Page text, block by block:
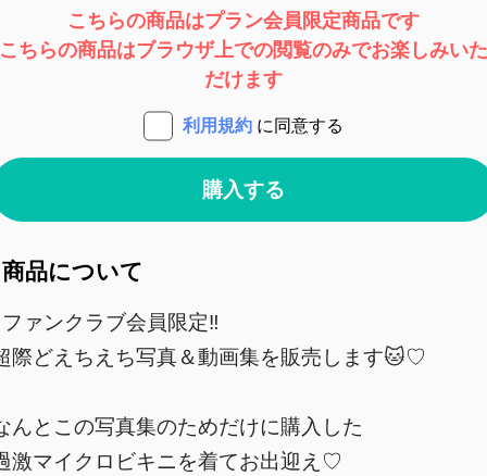
こちらの商品はプラン会員限定商品です
こちらの商品はブラウザ上での閲覧のみでお楽しみいた
だけます
利用規約 に同意する
購入する
商品について
ァンクラブ会員限定‼️
際どえちえち写真＆動画集を販売します🐱♡
んとこの写真集のためだけに購入した
激マイクロビキニを着てお出迎え♡